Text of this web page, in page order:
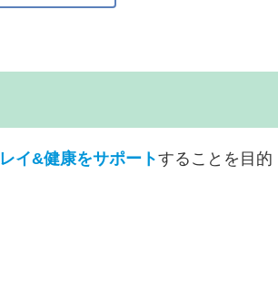
イ&健康をサポートすることを目的